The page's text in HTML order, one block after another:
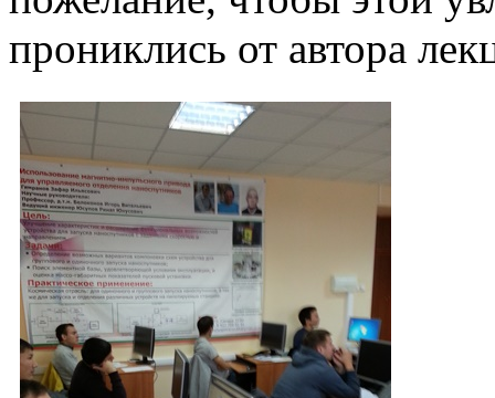
прониклись от автора